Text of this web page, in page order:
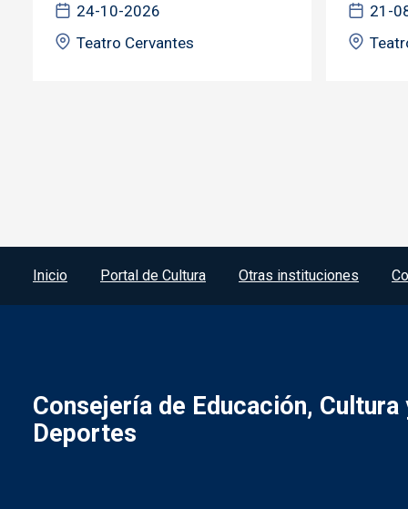
24-10-2026
Teatro Cervantes
21-
Menú del pie
Inicio Portal de Cultura Otras instituciones
Consejería de Educación, Cultura
Deportes